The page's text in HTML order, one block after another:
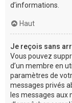
d’informations.
Haut
Je reçois sans
Vous pouvez
d’un membre en
paramètres de
messages privés
les messages aux